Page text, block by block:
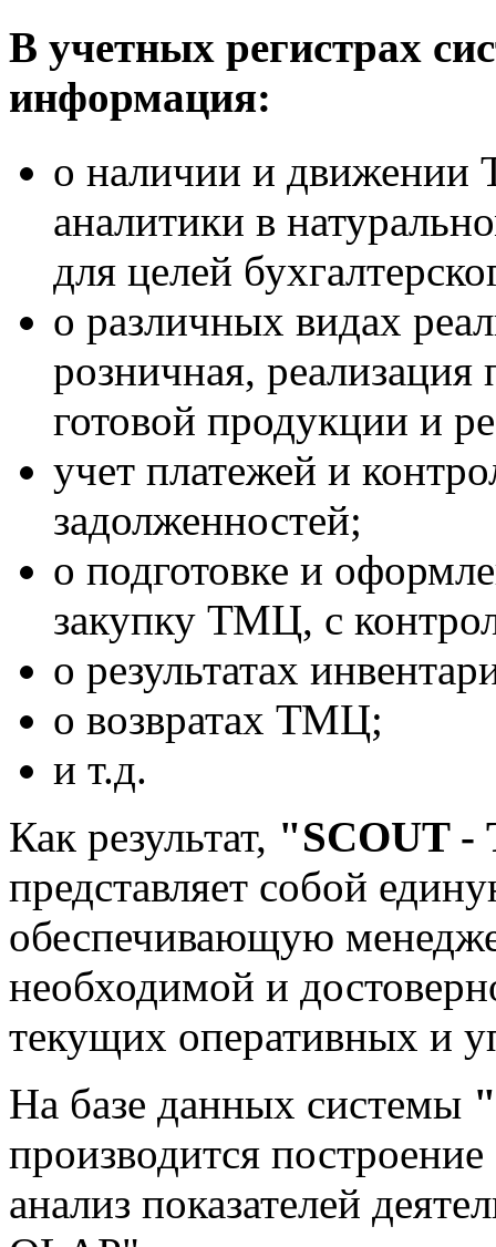
В учетных регистрах
информация:
о наличии и движении
аналитики в
для целей
о различных видах
розничная, реализация
готовой продукции и
учет платежей и
задолженностей;
о подготовке и
закупку ТМЦ, с
о результатах
о возвратах ТМЦ;
и т.д.
Как результат, "SCOUT -
представляет собой
обеспечивающую
необходимой и
текущих оперативных и
На базе данных системы
производится
анализ показателей